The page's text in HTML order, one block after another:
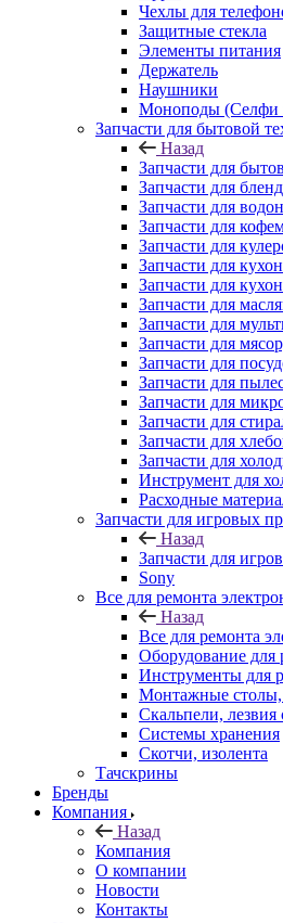
Защитные стекла
Элементы питания
Держатель
Наушники
Моноподы (Селфи
Запчасти для бытовой
Назад
Запчасти для
Запчасти для
Запчасти для
Запчасти для
Запчасти для
Запчасти для
Запчасти для
Запчасти для
Запчасти для
Запчасти для
Запчасти для
Запчасти для
Запчасти для
Запчасти для
Запчасти для
Запчасти для
Инструмент для
Расходные
Запчасти для игровых
Назад
Запчасти для
Sony
Все для ремонта
Назад
Все для ремонта
Оборудование для
Инструменты для
Монтажные столы,
Скальпели,
Системы хранения
Скотчи, изолента
Тачскрины
Бренды
Компания
Назад
Компания
О компании
Новости
Контакты
Контакты